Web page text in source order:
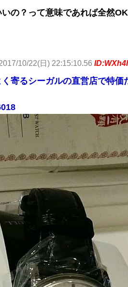
の？って意味であれば全然OK
10/22(日) 22:15:10.56
寄るシーガルの直営店で特